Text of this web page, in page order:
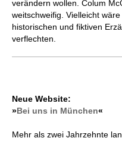
verän­dern wollen. Colum
weitschweifig. Viel­leicht
historischen und fiktiven
verflechten.
Neue Website:
»Bei uns in München«
Mehr als zwei Jahrzehnte